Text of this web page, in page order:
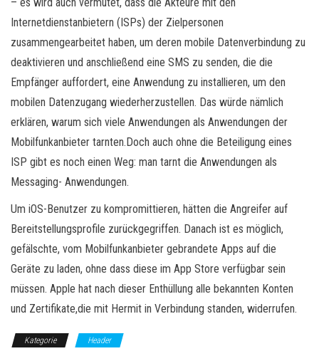
Internetdienstanbietern (ISPs) der Zielpersonen
zusammengearbeitet haben, um deren mobile Datenverbindung zu
deaktivieren und anschließend eine SMS zu senden, die die
Empfänger auffordert, eine Anwendung zu installieren, um den
mobilen Datenzugang wiederherzustellen. Das würde nämlich
erklären, warum sich viele Anwendungen als Anwendungen der
Mobilfunkanbieter tarnten.Doch auch ohne die Beteiligung eines
ISP gibt es noch einen Weg: man tarnt die Anwendungen als
Messaging- Anwendungen.
Um iOS-Benutzer zu kompromittieren, hätten die Angreifer auf
Bereitstellungsprofile zurückgegriffen. Danach ist es möglich,
gefälschte, vom Mobilfunkanbieter gebrandete Apps auf die
Geräte zu laden, ohne dass diese im App Store verfügbar sein
müssen. Apple hat nach dieser Enthüllung alle bekannten Konten
und Zertifikate,die mit Hermit in Verbindung standen, widerrufen.
Kategorie Header